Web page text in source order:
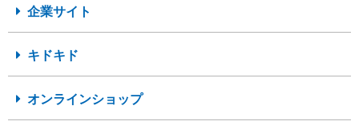
企業サイト
キドキド
オンラインショップ